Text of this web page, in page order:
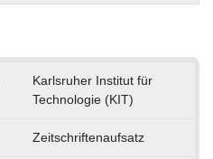
Karlsruher Institut für
Technologie (KIT)
Zeitschriftenaufsatz